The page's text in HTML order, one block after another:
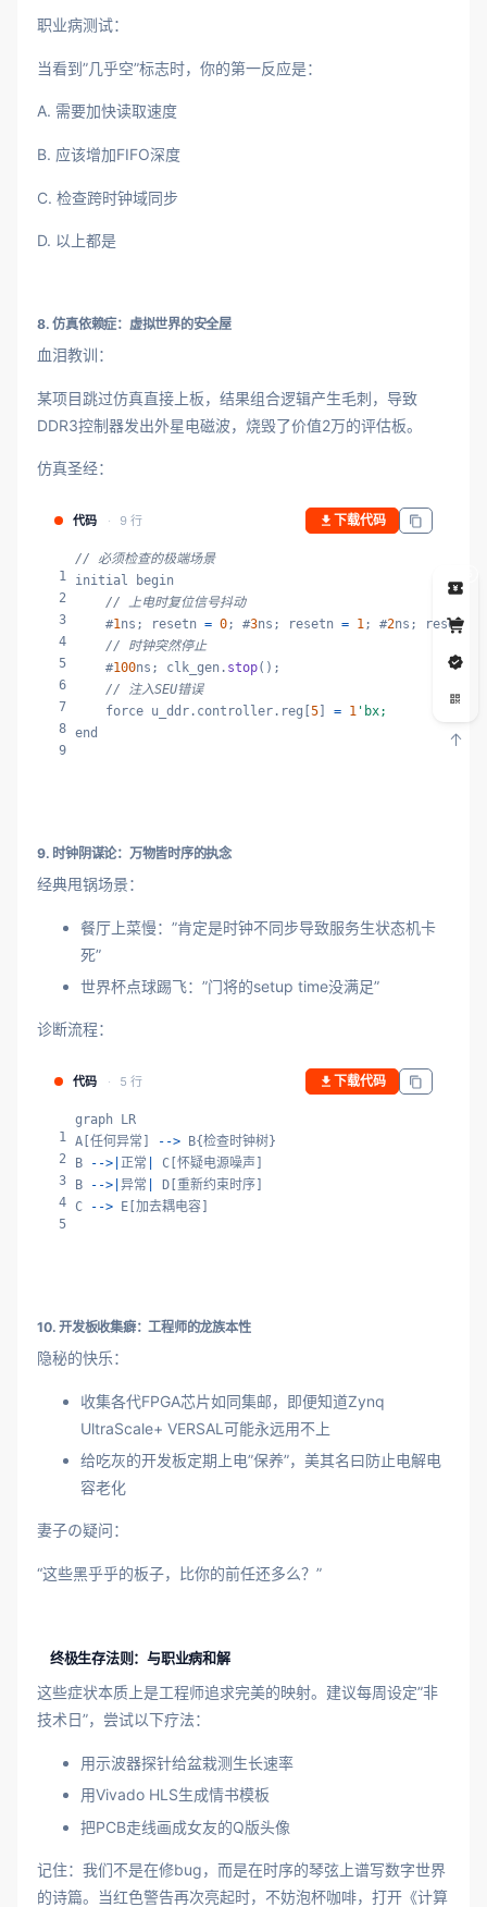
职业病测试：
当看到”几乎空”标志时，你的第一反应是：
A. 需要加快读取速度
B. 应该增加FIFO深度
C. 检查跨时钟域同步
D. 以上都是
8. 仿真依赖症：虚拟世界的安全屋
血泪教训：
某项目跳过仿真直接上板，结果组合逻辑产生毛刺，导致
DDR3控制器发出外星电磁波，烧毁了价值2万的评估板。
仿真圣经：
代码 9 行 下载代码
1
2
3
4
5
6
7
8
9
// 必须检查的极端场景
initial begin
// 上电时复位信号抖动
    #
1ns; resetn = 0; #3ns; resetn = 1; #2ns; resetn
// 时钟突然停止
    #
100ns; clk_gen. stop();
// 注入SEU错误
    force u_ddr.controller.reg[
5 ] = 1 'bx;
end
9. 时钟阴谋论：万物皆时序的执念
经典甩锅场景：
餐厅上菜慢：”肯定是时钟不同步导致服务生状态机卡
死”
世界杯点球踢飞：”门将的setup time没满足”
诊断流程：
代码 5 行 下载代码
1
2
3
4
5
graph LR
A[任何异常]
--> B{检查时钟树}
B
-->|正常
C[怀疑电源噪声]
B
-->|异常
D[重新约束时序]
C
--> E[加去耦电容]
10. 开发板收集癖：工程师的龙族本性
隐秘的快乐：
收集各代FPGA芯片如同集邮，即便知道Zynq
UltraScale+ VERSAL可能永远用不上
给吃灰的开发板定期上电”保养”，美其名曰防止电解电
容老化
妻子の疑问：
“这些黑乎乎的板子，比你的前任还多么？”
终极生存法则：与职业病和解
这些症状本质上是工程师追求完美的映射。建议每周设定”非
技术日”，尝试以下疗法：
用示波器探针给盆栽测生长速率
用Vivado HLS生成情书模板
把PCB走线画成女友的Q版头像
记住：我们不是在修bug，而是在时序的琴弦上谱写数字世界
的诗篇。当红色警告再次亮起时，不妨泡杯咖啡，打开《计算